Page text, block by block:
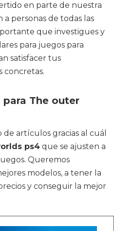
en parte de nuestra
personas de todas las
que investigues y
para juegos para
satisfacer tus
concretas.
The outer
artículos gracias al cuál
ps4 que se ajusten a
Queremos
modelos, a tener la
y conseguir la mejor